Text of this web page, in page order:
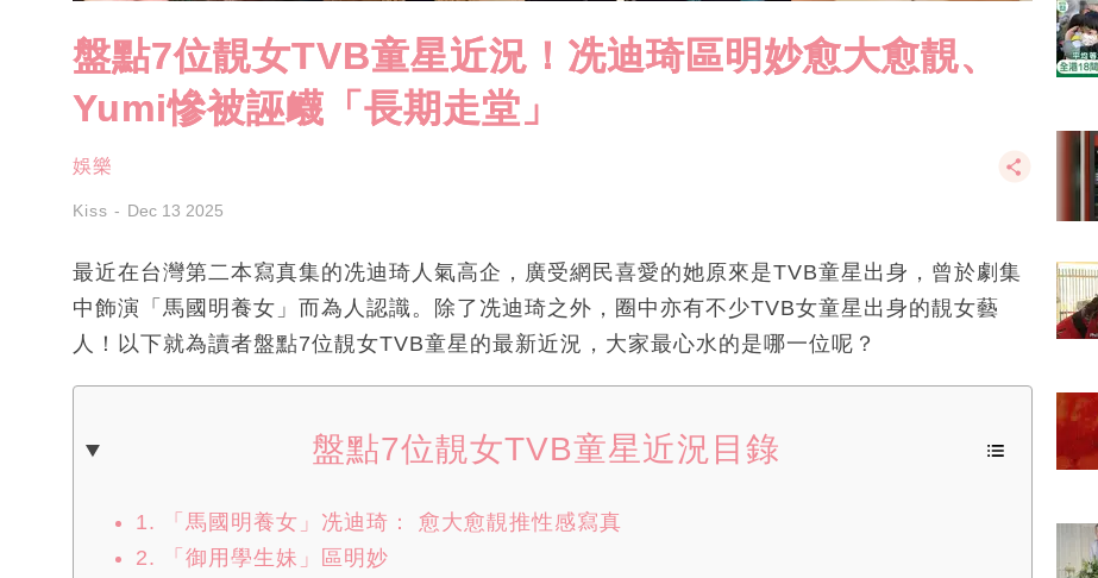
盤點7位靚女TVB童星近況！冼迪琦區明妙愈大愈靚、
Yumi慘被誣衊「長期走堂」
娛樂
Kiss Dec 13 2025
最近在台灣第二本寫真集的冼迪琦人氣高企，廣受網民喜愛的她原來是TVB童星出身，曾於劇集
中飾演「馬國明養女」而為人認識。除了冼迪琦之外，圈中亦有不少TVB女童星出身的靚女藝
人！以下就為讀者盤點7位靚女TVB童星的最新近況，大家最心水的是哪一位呢？
盤點7位靚女TVB童星近況目錄
1. 「馬國明養女」冼迪琦： 愈大愈靚推性感寫真
2. 「御用學生妹」區明妙